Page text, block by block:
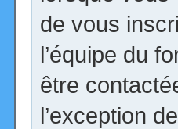
de vous
l’équipe du
être
l’exception